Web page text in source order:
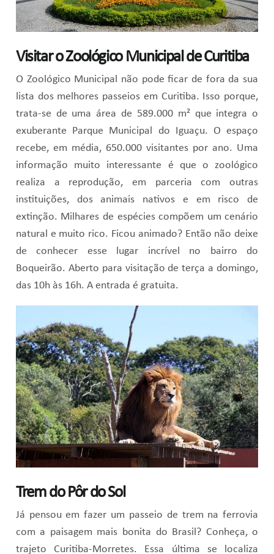
Visitar o Zoológico Municipal de Curitiba
O Zoológico Municipal não pode ficar de fora da sua
lista dos melhores passeios em Curitiba. Isso porque,
trata-se de uma área de 589.000 m² que integra o
exuberante Parque Municipal do Iguaçu. O espaço
recebe, em média, 650.000 visitantes por ano. Uma
informação muito interessante é que o zoológico
realiza a reprodução, em parceria com outras
instituições, dos animais nativos e em risco de
extinção. Milhares de espécies compõem um cenário
natural e muito rico. Ficou animado? Então não deixe
de conhecer esse lugar incrível no bairro do
Boqueirão. Aberto para visitação de terça a domingo,
das 10h às 16h. A entrada é gratuita.
Trem do Pôr do Sol
Já pensou em fazer um passeio de trem na ferrovia
com a paisagem mais bonita do Brasil? Conheça, o
trajeto Curitiba-Morretes. Essa última se localiza